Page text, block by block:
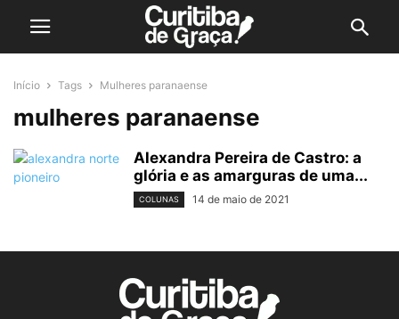
Início Tags Mulheres paranaense
mulheres paranaense
Alexandra Pereira de Castro: a
glória e as amarguras de uma...
COLUNAS 14 de maio de 2021